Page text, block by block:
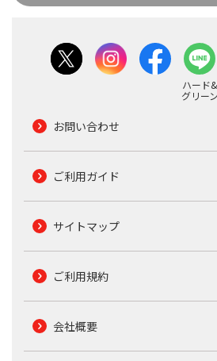
ハード&
グリーン
お問い合わせ
ご利用ガイド
サイトマップ
ご利用規約
会社概要